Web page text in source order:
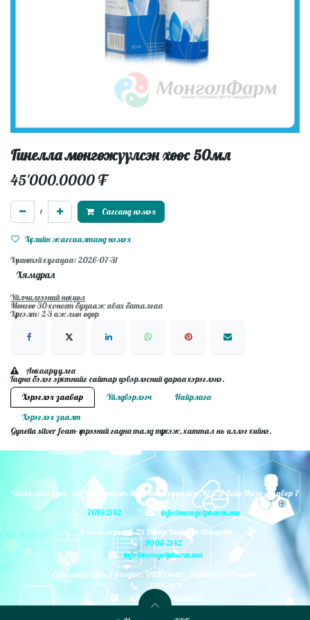
Гинелла мөнгөжүүлсэн хөөс 50мл
45'000.0000₮
Сагсанд нэмэх
Хүслийн жагсаалтанд нэмэх
Хүчинтэй хугацаа: 2026-07-31
Хямдрал
Үйлчилгээний нөхцөл
Мөнгөө 30-хоногт буцааж авах баталгаа
Хүргэлт: 2-3 ажлын өдөр
Анхааруулга
Гадна бэлэг эрхтнийг сайтар цэвэрлэсний дараа хэрэглэнэ.
Хэрэглэх заавар
Үйлдвэрлэгч
Найрлага
Хэрэглэх заалт
Gynella silver foam- үтрээний гадна талд түрхэж, хаттал нь иллэг хийнэ.
Чингэлтэй дүүрэг, 40, 50 мянгат, Жуулчны гудамж, 17/2-р байр Назо таувер 7
давхар
7013-2142
info@mongolpharm.mn
M bank arena, S-25 Olimp Nutrition Mongolia
9908-2142
info@mongolpharm.mn
Сүхбаатар дүүрэг, 1-р хороо, UBH center, 3 давхар 316 тоот
7711-7474
info@monmedical.mn